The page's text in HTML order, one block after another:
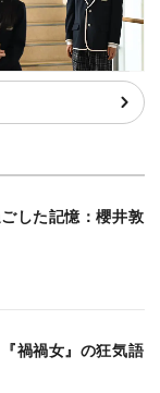
した記憶：櫻井敦
禍禍女』の狂気語